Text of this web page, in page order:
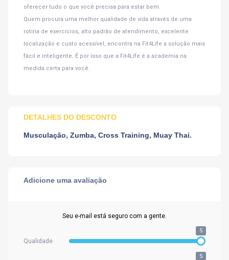
oferecer tudo o que você precisa para estar bem.
Quem procura uma melhor qualidade de vida através de uma
rotina de exercícios, alto padrão de atendimento, excelente
localização e custo acessível, encontra na Fit4Life a solução mais
fácil e inteligente. É por isso que a Fit4Life é a academia na
medida certa para você.
DETALHES DO DESCONTO
Musculação, Zumba, Cross Training, Muay Thai.
Adicione uma avaliação
Seu e-mail está seguro com a gente.
Qualidade
5
5